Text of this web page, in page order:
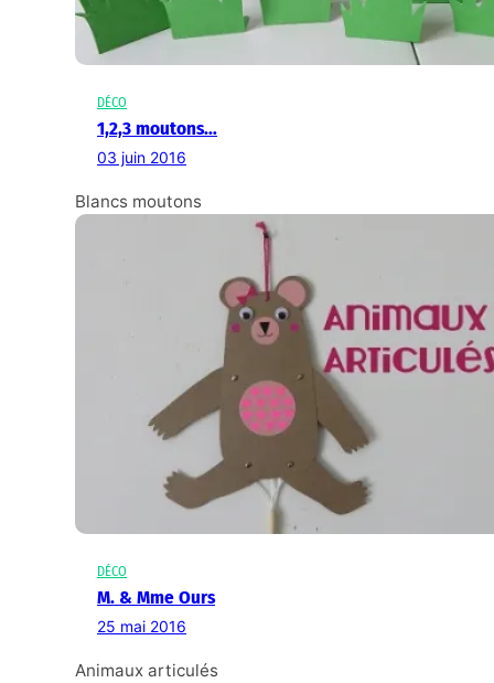
DÉCO
1,2,3 moutons…
03 juin 2016
Blancs moutons
DÉCO
M. & Mme Ours
25 mai 2016
Animaux articulés